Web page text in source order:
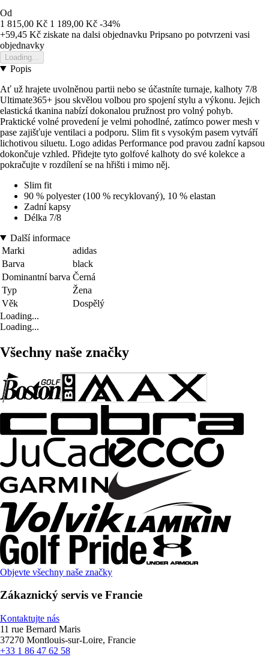
Od
1 815,00 Kč 1 189,00 Kč -34%
+59,45 Kč ziskate na dalsi objednavku Pripsano po potvrzeni vasi
objednavky
Loading...
Popis
Ať už hrajete uvolněnou partii nebo se účastníte turnaje, kalhoty 7/8
Ultimate365+ jsou skvělou volbou pro spojení stylu a výkonu. Jejich
elastická tkanina nabízí dokonalou pružnost pro volný pohyb.
Praktické volné provedení je velmi pohodlné, zatímco power mesh v
pase zajišťuje ventilaci a podporu. Slim fit s vysokým pasem vytváří
lichotivou siluetu. Logo adidas Performance pod pravou zadní kapsou
dokončuje vzhled. Přidejte tyto golfové kalhoty do své kolekce a
pokračujte v rozdílení se na hřišti i mimo něj.
Slim fit
90 % polyester (100 % recyklovaný), 10 % elastan
Zadní kapsy
Délka 7/8
Další informace
Marki
adidas
Barva
black
Dominantní barva Černá
Typ
Žena
Věk
Dospělý
Loading...
Loading...
Všechny naše značky
Objevte všechny naše značky
Zákaznický servis ve Francie
Kontaktujte nás
11 rue Bernard Maris
37270 Montlouis-sur-Loire, Francie
+33 1 86 47 62 58